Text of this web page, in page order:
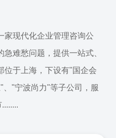
家现代化企业管理咨询公
难愁问题，提供一站式、
位于上海，下设有"国企会
"宁波尚力"等子公司，服